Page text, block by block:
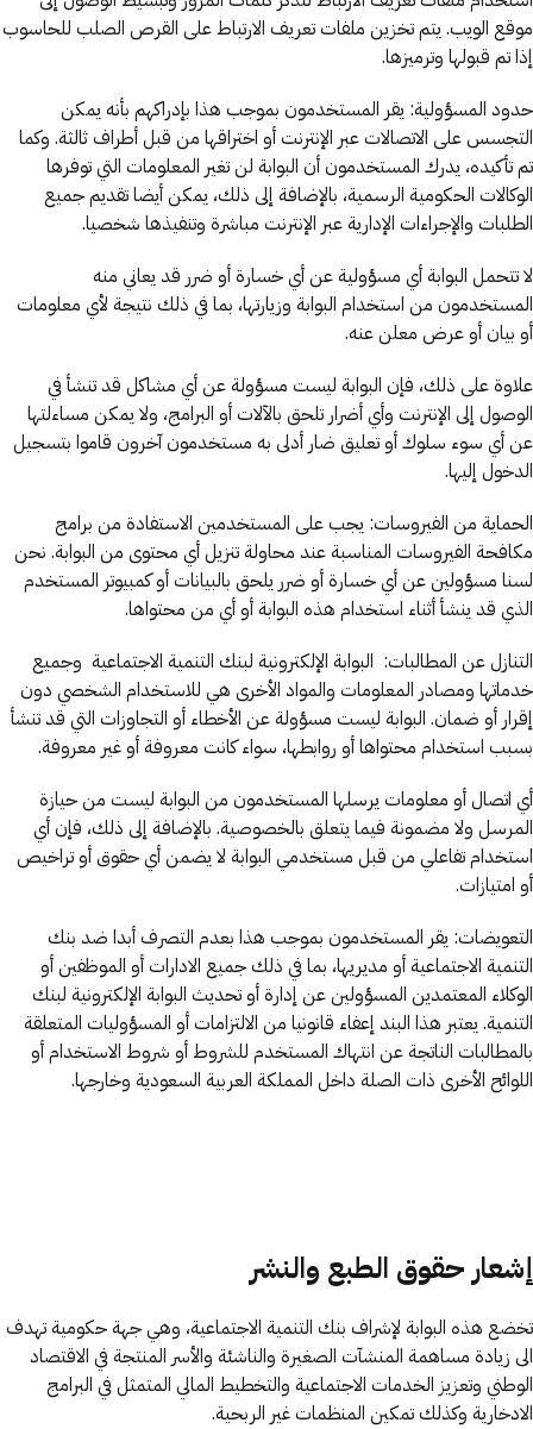
موقع الويب. يتم تخزين ملفات تعريف الارتباط على القرص الصلب للحاسوب
إذا تم قبولها وترميزها.
حدود المسؤولية: يقر المستخدمون بموجب هذا بإدراكهم بأنه يمكن
التجسس على الاتصالات عبر الإنترنت أو اختراقها من قبل أطراف ثالثة. وكما
تم تأكيده، يدرك المستخدمون أن البوابة لن تغير المعلومات التي توفرها
الوكالات الحكومية الرسمية، بالإضافة إلى ذلك، يمكن أيضا تقديم جميع
الطلبات والإجراءات الإدارية عبر الإنترنت مباشرة وتنفيذها شخصيا.
لا تتحمل البوابة أي مسؤولية عن أي خسارة أو ضرر قد يعاني منه
المستخدمون من استخدام البوابة وزيارتها، بما في ذلك نتيجة لأي معلومات
أو بيان أو عرض معلن عنه.
علاوة على ذلك، فإن البوابة ليست مسؤولة عن أي مشاكل قد تنشأ في
الوصول إلى الإنترنت وأي أضرار تلحق بالآلات أو البرامج، ولا يمكن مساءلتها
عن أي سوء سلوك أو تعليق ضار أدلى به مستخدمون آخرون قاموا بتسجيل
الدخول إليها.
الحماية من الفيروسات: يجب على المستخدمين الاستفادة من برامج
مكافحة الفيروسات المناسبة عند محاولة تنزيل أي محتوى من البوابة. نحن
لسنا مسؤولين عن أي خسارة أو ضرر يلحق بالبيانات أو كمبيوتر المستخدم
الذي قد ينشأ أثناء استخدام هذه البوابة أو أي من محتواها.
التنازل عن المطالبات: البوابة الإلكترونية لبنك التنمية الاجتماعية وجميع
خدماتها ومصادر المعلومات والمواد الأخرى هي للاستخدام الشخصي دون
إقرار أو ضمان. البوابة ليست مسؤولة عن الأخطاء أو التجاوزات التي قد تنشأ
بسبب استخدام محتواها أو روابطها، سواء كانت معروفة أو غير معروفة.
أي اتصال أو معلومات يرسلها المستخدمون من البوابة ليست من حيازة
المرسل ولا مضمونة فيما يتعلق بالخصوصية. بالإضافة إلى ذلك، فإن أي
استخدام تفاعلي من قبل مستخدمي البوابة لا يضمن أي حقوق أو تراخيص
أو امتيازات.
التعويضات: يقر المستخدمون بموجب هذا بعدم التصرف أبدا ضد بنك
التنمية الاجتماعية أو مديريها، بما في ذلك جميع الادارات أو الموظفين أو
الوكلاء المعتمدين المسؤولين عن إدارة أو تحديث البوابة الإلكترونية لبنك
التنمية. يعتبر هذا البند إعفاء قانونيا من الالتزامات أو المسؤوليات المتعلقة
بالمطالبات الناتجة عن انتهاك المستخدم للشروط أو شروط الاستخدام أو
اللوائح الأخرى ذات الصلة داخل المملكة العربية السعودية وخارجها.
إشعار حقوق الطبع والنشر
تخضع هذه البوابة لإشراف بنك التنمية الاجتماعية، وهي جهة حكومية تهدف
الى زيادة مساهمة المنشآت الصغيرة والناشئة والأسر المنتجة في الاقتصاد
الوطني وتعزيز الخدمات الاجتماعية والتخطيط المالي المتمثل في البرامج
الادخارية وكذلك تمكين المنظمات غير الربحية.